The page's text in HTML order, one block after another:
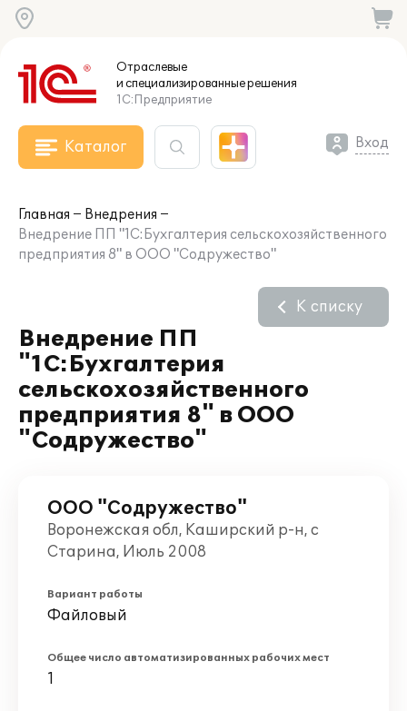
Отраслевые
и специализированныерешения
1С:Предприятие
Каталог Вход
Главная
Внедрения
Внедрение ПП "1С:Бухгалтерия сельскохозяйственного
предприятия 8" в ООО "Содружество"
Внедрение ПП
"1С:Бухгалтерия
сельскохозяйственного
предприятия 8" в ООО
"Содружество"
К списку
ООО "Содружество"
Воронежская обл, Каширский р-н, с
Старина, Июль 2008
Вариант работы
Файловый
Общее число автоматизированных рабочих мест
1